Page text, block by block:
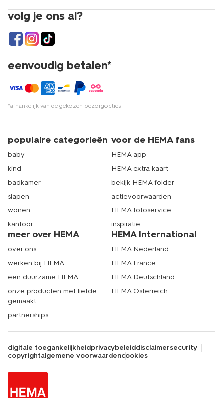
volg je ons al?
eenvoudig betalen*
*afhankelijk van de gekozen bezorgopties
populaire categorieën
baby
kind
badkamer
slapen
wonen
kantoor
voor de HEMA fans
HEMA app
HEMA extra kaart
bekijk HEMA folder
actievoorwaarden
HEMA fotoservice
inspiratie
meer over HEMA
over ons
werken bij HEMA
een duurzame HEMA
onze producten met liefde
gemaakt
partnerships
HEMA International
HEMA Nederland
HEMA France
HEMA Deutschland
HEMA Österreich
digitale toegankelijkheidprivacybeleiddisclaimersecurity
copyrightalgemene voorwaardencookies